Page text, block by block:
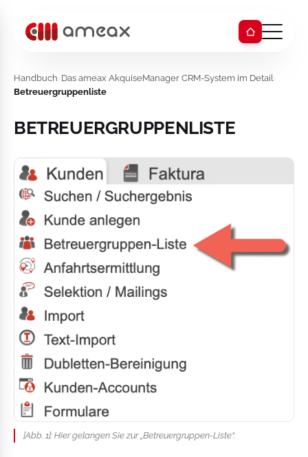
Handbuch ›Das ameax AkquiseManager CRM-System im Detail ›
Betreuergruppenliste
BETREUERGRUPPENLISTE
[Abb. 1]: Hier gelangen Sie zur „Betreuergruppen-Liste“.